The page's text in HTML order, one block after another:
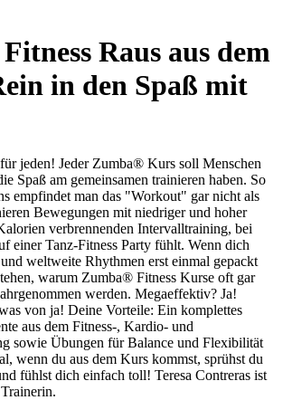
Raus aus dem
in den Spaß mit
jeden! Jeder Zumba® Kurs soll Menschen
Spaß am gemeinsamen trainieren haben. So
empfindet man das "Workout" gar nicht als
Bewegungen mit niedriger und hoher
verbrennenden Intervalltraining, bei
einer Tanz-Fitness Party fühlt. Wenn dich
weltweite Rhythmen erst einmal gepackt
warum Zumba® Fitness Kurse oft gar
werden. Megaeffektiv? Ja!
von ja! Deine Vorteile: Ein komplettes
aus dem Fitness-, Kardio- und
sowie Übungen für Balance und Flexibilität
wenn du aus dem Kurs kommst, sprühst du
fühlst dich einfach toll! Teresa Contreras ist